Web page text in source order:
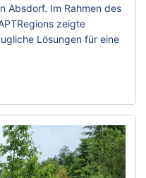
Absdorf. Im Rahmen des
zeigte
Lösungen für eine